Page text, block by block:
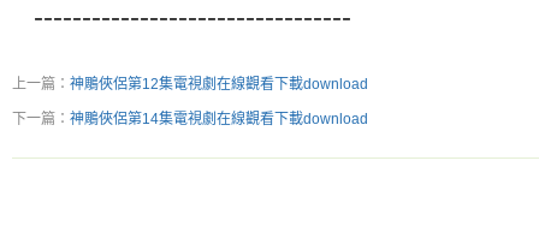
---------------------------------
上一篇： 神鵰俠侶第12集電視劇在線觀看下載download
下一篇： 神鵰俠侶第14集電視劇在線觀看下載download